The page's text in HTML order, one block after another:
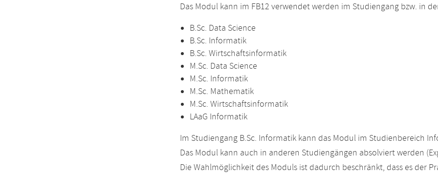
Das Modul kann im FB12 verwendet werden im Studiengang bzw. in
B.Sc. Data Science
B.Sc. Informatik
B.Sc. Wirtschaftsinformatik
M.Sc. Data Science
M.Sc. Informatik
M.Sc. Mathematik
M.Sc. Wirtschaftsinformatik
LAaG Informatik
Im Studiengang B.Sc. Informatik kann das Modul im Studienbereich
Das Modul kann auch in anderen Studiengängen absolviert werden
Die Wahlmöglichkeit des Moduls ist dadurch beschränkt, dass es der